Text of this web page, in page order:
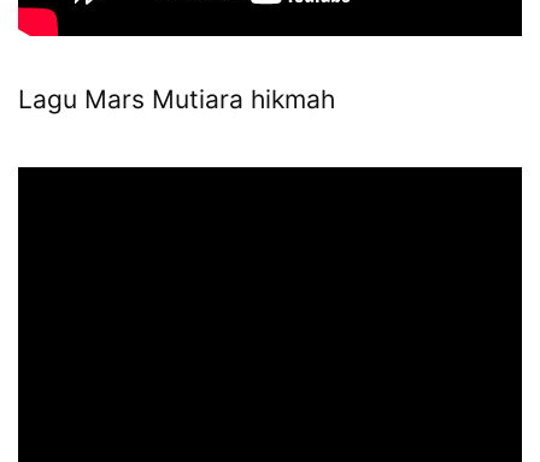
Lagu Mars Mutiara hikmah